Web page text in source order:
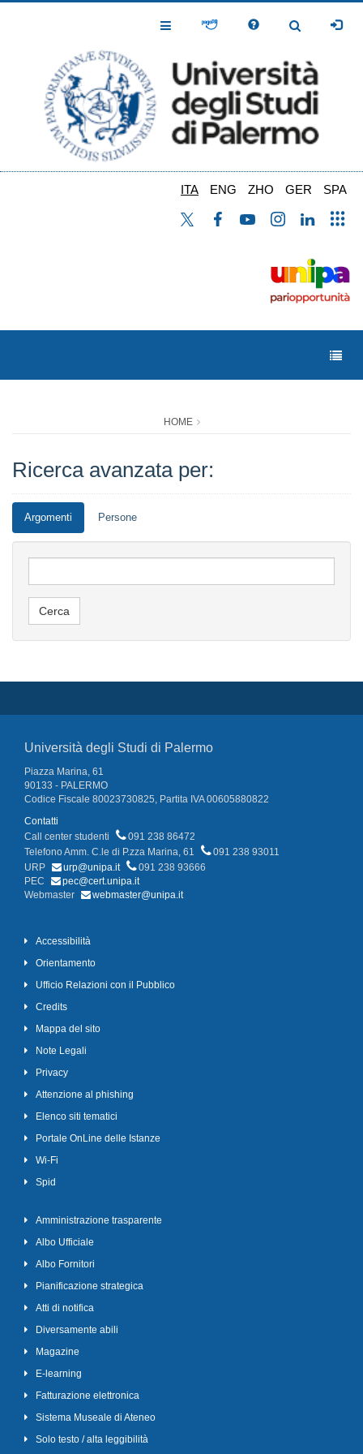
Toggle
Toggle
ITA ENG ZHO GER SPA
HOME
Ricerca avanzata per:
Argomenti Persone
Università degli Studi di Palermo
Piazza Marina, 61
90133 - PALERMO
Codice Fiscale 80023730825, Partita IVA 00605880822
Contatti
Call center studenti
091 238 86472
Telefono Amm. C.le di P.zza Marina, 61
091 238 93011
URP
urp@unipa.it
091 238 93666
PEC
pec@cert.unipa.it
Webmaster
webmaster@unipa.it
Accessibilità
Orientamento
Ufficio Relazioni con il Pubblico
Credits
Mappa del sito
Note Legali
Privacy
Attenzione al phishing
Elenco siti tematici
Portale OnLine delle Istanze
Wi-Fi
Spid
Amministrazione trasparente
Albo Ufficiale
Albo Fornitori
Pianificazione strategica
Atti di notifica
Diversamente abili
Magazine
E-learning
Fatturazione elettronica
Sistema Museale di Ateneo
Solo testo / alta leggibilità